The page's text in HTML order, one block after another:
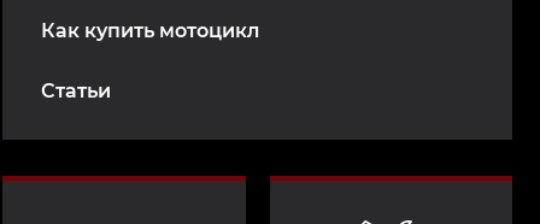
Как купить мотоцикл
Статьи